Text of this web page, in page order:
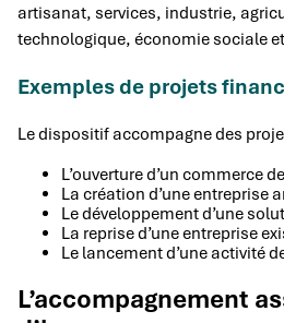
artisanat, services, industrie,
technologique, économie sociale
Exemples de projets
Le dispositif accompagne des
L’ouverture d’un commerce
La création d’une entreprise
Le développement d’une
La reprise d’une entreprise
Le lancement d’une activité
L’accompagnement